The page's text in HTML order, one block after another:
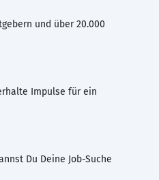
und über 20.000
Impulse für ein
Du Deine Job-Suche